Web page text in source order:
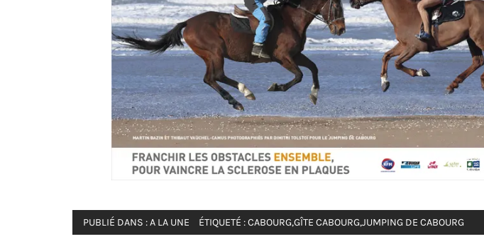
PUBLIÉ DANS :A LA UNE ÉTIQUETÉ :CABOURG,GÎTE CABOURG,JUMPING DE CABOURG